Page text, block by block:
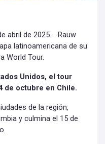
abril de 2025.- Rauw
latinoamericana de su
World Tour.
Unidos, el tour
de octubre en Chile.
de la región,
y culmina el 15 de